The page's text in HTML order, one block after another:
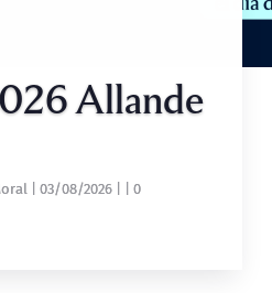
Allande
03/08/2026
| 0